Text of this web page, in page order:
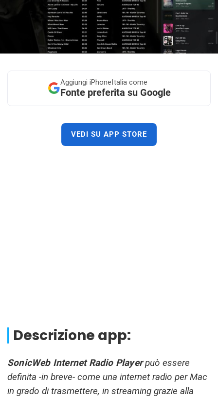
Aggiungi iPhoneItalia come
Fonte preferita su Google
VEDI SU APP STORE
Descrizione app:
SonicWeb Internet Radio Playerpuò essere
definita -in breve- come una internet radio per Mac
in grado di trasmettere, in streaming grazie alla